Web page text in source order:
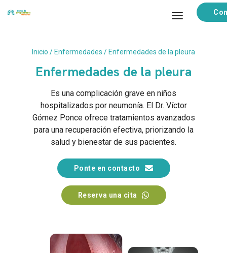
toggle
Inicio / Enfermedades / Enfermedades de la pleura
Enfermedades de la pleura
Es una complicación grave en niños
hospitalizados por neumonía. El Dr. Víctor
Gómez Ponce ofrece tratamientos avanzados
para una recuperación efectiva, priorizando la
salud y bienestar de sus pacientes.
Ponte en contacto
Reserva una cita